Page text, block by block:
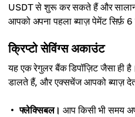
USDT से शुरू कर सकते हैं और
आपको अपना पहला ब्याज़ पेमेंट सिर्फ़ 6
क्रिप्टो सेविंग्स अकाउंट
यह एक रेगुलर बैंक डिपॉज़िट जैसा
डालते हैं, और एक्सचेंज आपको ब्याज़
फ्लेक्सिबल। आप किसी भी समय